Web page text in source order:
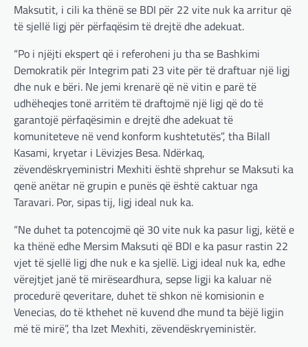
Maksutit, i cili ka thënë se BDI për 22 vite nuk ka arritur që
të sjellë ligj për përfaqësim të drejtë dhe adekuat.
“Po i njëjti ekspert që i referoheni ju tha se Bashkimi
Demokratik për Integrim pati 23 vite për të draftuar një ligj
dhe nuk e bëri. Ne jemi krenarë që në vitin e parë të
udhëheqjes tonë arritëm të draftojmë një ligj që do të
garantojë përfaqësimin e drejtë dhe adekuat të
komuniteteve në vend konform kushtetutës”, tha Bilall
Kasami, kryetar i Lëvizjes Besa. Ndërkaq,
zëvendëskryeministri Mexhiti është shprehur se Maksuti ka
qenë anëtar në grupin e punës që është caktuar nga
Taravari. Por, sipas tij, ligj ideal nuk ka.
“Ne duhet ta potencojmë që 30 vite nuk ka pasur ligj, këtë e
ka thënë edhe Mersim Maksuti që BDI e ka pasur rastin 22
vjet të sjellë ligj dhe nuk e ka sjellë. Ligj ideal nuk ka, edhe
vërejtjet janë të mirëseardhura, sepse ligji ka kaluar në
procedurë qeveritare, duhet të shkon në komisionin e
Venecias, do të kthehet në kuvend dhe mund ta bëjë ligjin
më të mirë”, tha Izet Mexhiti, zëvendëskryeministër.